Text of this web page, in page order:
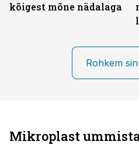
kõigest mõne nädalaga
Rohkem
Mikroplast